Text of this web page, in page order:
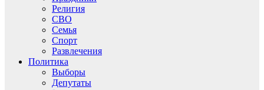
Религия
СВО
Семья
Спорт
Развлечения
Политика
Выборы
Депутаты